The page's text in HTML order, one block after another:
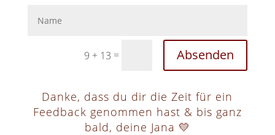
9 + 13 = Absenden
Danke, dass du dir die Zeit für ein
Feedback genommen hast & bis ganz
bald, deine Jana 💛